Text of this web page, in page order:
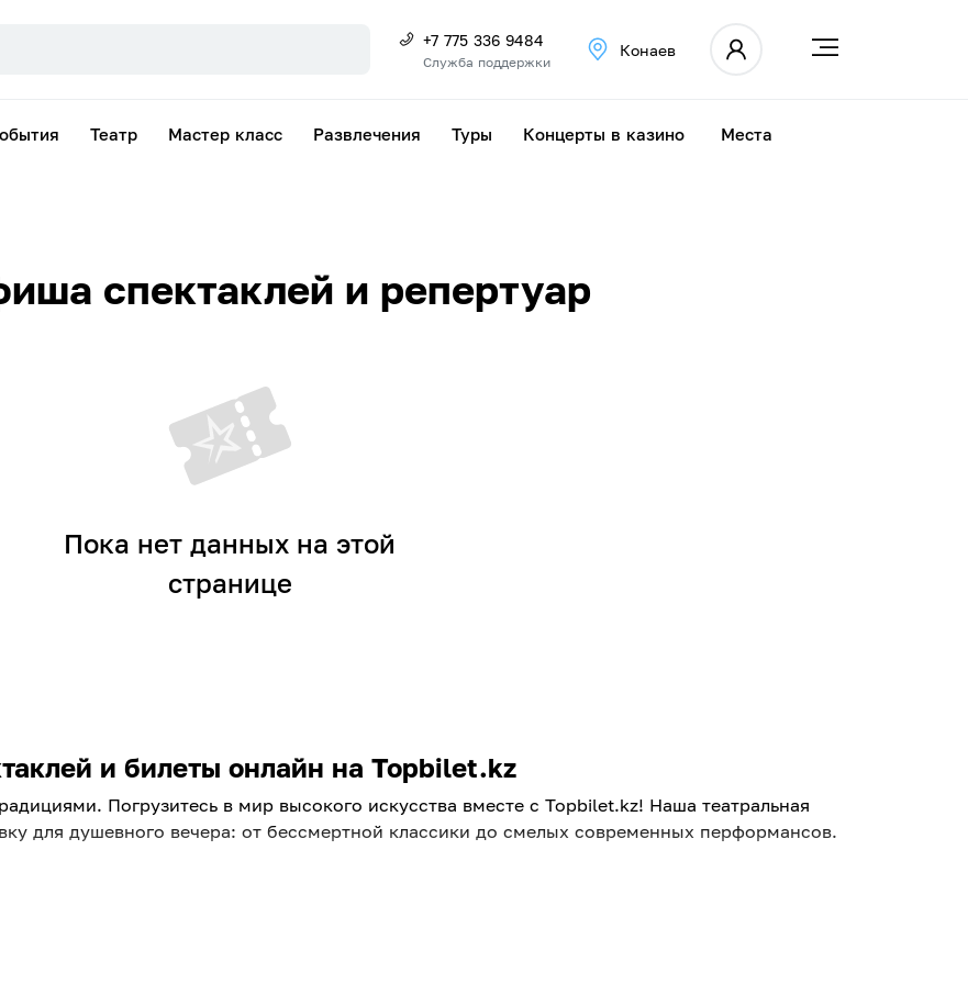
+7 775 336 9484
Служба поддержки
Конаев
Театр Мастер класс Развлечения Туры Концерты в казино Места
спектаклей и репертуар
Пока нет данных на этой
странице
и билеты онлайн на Topbilet.kz
Погрузитесь в мир высокого искусства вместе с Topbilet.kz! Наша театральная
для душевного вечера: от бессмертной классики до смелых современных перформансов.
города. Ищете, куда пойти в ближайшие дни? Вас легко выручит афиша театров в